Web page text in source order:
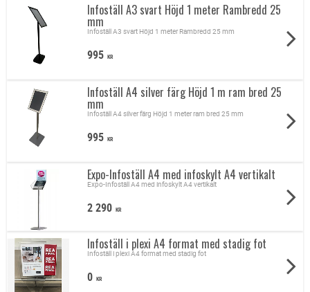
Infoställ A3 svart Höjd 1 meter Rambredd 25
mm
Infoställ A3 svart Höjd 1 meter Rambredd 25 mm
995 KR
Infoställ A4 silver färg Höjd 1 m ram bred 25
mm
Infoställ A4 silver färg Höjd 1 meter ram bred 25 mm
995 KR
Expo-Infoställ A4 med infoskylt A4 vertikalt
Expo-Infoställ A4 med infoskylt A4 vertikalt
2 290 KR
Infoställ i plexi A4 format med stadig fot
Infoställ i plexi A4 format med stadig fot
0 KR